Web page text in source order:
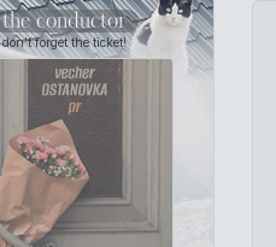
the conductor
don't forget the ticket!